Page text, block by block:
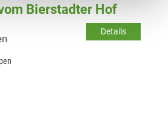
Bierstadter Hof
Details